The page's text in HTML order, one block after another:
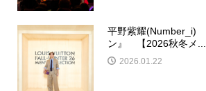
平野紫耀(Number_i)
ン』 【2026秋冬メ...
2026.01.22